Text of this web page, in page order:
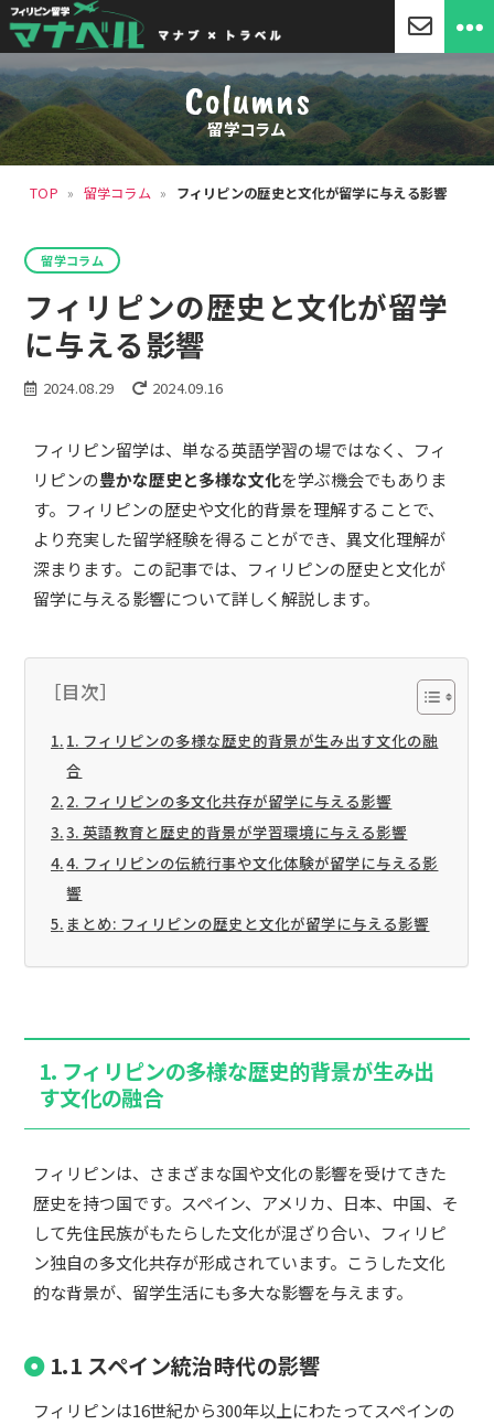
「マ
ナ
ベ
ル」
セ
ブ
Columns
留学コラム
TOP » 留学コラム » フィリピンの歴史と文化が留学に与える影響
リ
ー
留学コラム
フィリピンの歴史と文化が留学
に与える影響
2024.08.29 2024.09.16
フィリピン留学は、単なる英語学習の場ではなく、フィ
リピンの豊かな歴史と多様な文化を学ぶ機会でもありま
す。フィリピンの歴史や文化的背景を理解することで、
より充実した留学経験を得ることができ、異文化理解が
深まります。この記事では、フィリピンの歴史と文化が
留学に与える影響について詳しく解説します。
［目次］
1. フィリピンの多様な歴史的背景が生み出す文化の融
合
2. フィリピンの多文化共存が留学に与える影響
3. 英語教育と歴史的背景が学習環境に与える影響
4. フィリピンの伝統行事や文化体験が留学に与える影
響
まとめ: フィリピンの歴史と文化が留学に与える影響
1. フィリピンの多様な歴史的背景が生み出
す文化の融合
フィリピンは、さまざまな国や文化の影響を受けてきた
歴史を持つ国です。スペイン、アメリカ、日本、中国、そ
して先住民族がもたらした文化が混ざり合い、フィリピ
ン独自の多文化共存が形成されています。こうした文化
的な背景が、留学生活にも多大な影響を与えます。
1.1 スペイン統治時代の影響
フィリピンは16世紀から300年以上にわたってスペインの